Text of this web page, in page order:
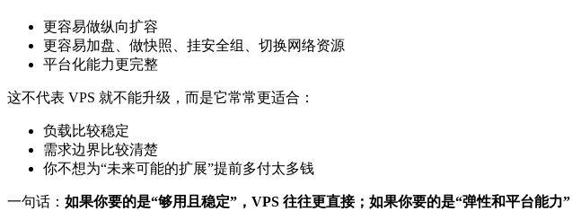
更容易做纵向扩容
更容易加盘、做快照、挂安全组、切换网络资源
平台化能力更完整
这不代表 VPS 就不能升级，而是它常常更适合：
负载比较稳定
需求边界比较清楚
你不想为“未来可能的扩展”提前多付太多钱
一句话： 如果你要的是“够用且稳定”，VPS 往往更直接；如果你要的是“弹性和平台能力”